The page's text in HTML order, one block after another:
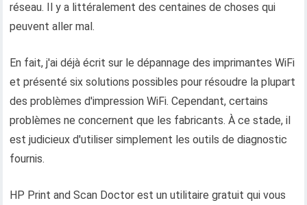
réseau. Il y a littéralement des centaines de choses qui
peuvent aller mal.
En fait, j'ai déjà écrit sur le dépannage des imprimantes WiFi
et présenté six solutions possibles pour résoudre la plupart
des problèmes d'impression WiFi. Cependant, certains
problèmes ne concernent que les fabricants. À ce stade, il
est judicieux d'utiliser simplement les outils de diagnostic
fournis.
HP Print and Scan Doctor est un utilitaire gratuit qui vous